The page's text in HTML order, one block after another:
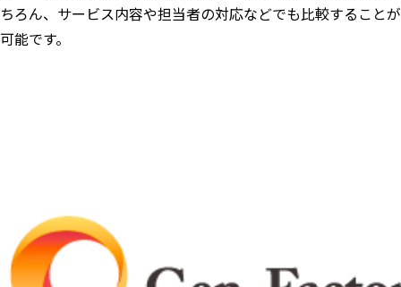
ちろん、サービス内容や担当者の対応などでも比較することが
可能です。